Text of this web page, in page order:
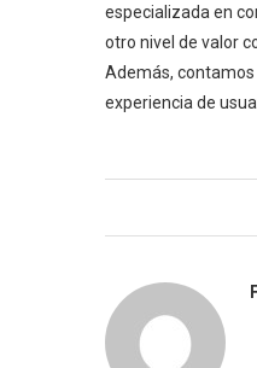
especializada en
otro nivel de valor
Además,
experiencia de